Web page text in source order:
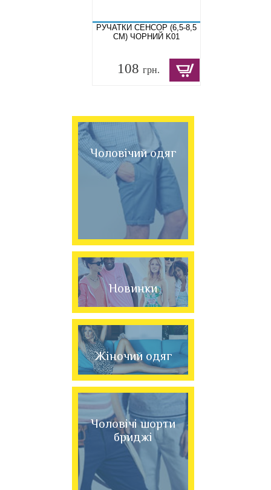
РУЧАТКИ СЕНСОР (6,5-8,5
СМ) ЧОРНИЙ K01
108 грн.
Чоловічий одяг
Новинки
Жіночий одяг
Чоловічі шорти
бриджі